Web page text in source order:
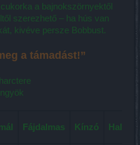
a bajnokszörnyektől
szerezhető – ha hús van
kivéve persze Bobbust.
a támadást!”
Fájdalmas Kínzó Halálos